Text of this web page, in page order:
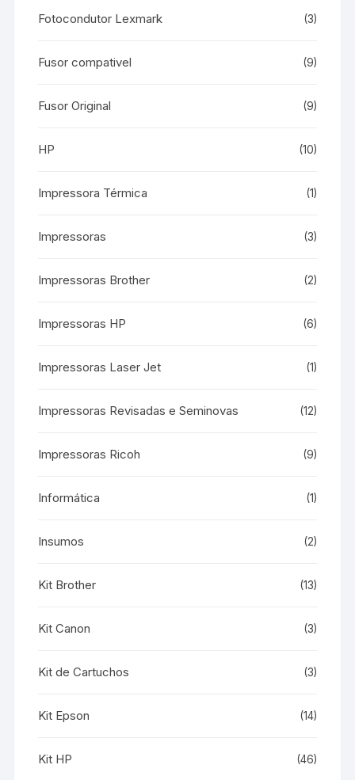
Fotocondutor Lexmark (3)
Fusor compativel (9)
Fusor Original (9)
HP (10)
Impressora Térmica (1)
Impressoras (3)
Impressoras Brother (2)
Impressoras HP (6)
Impressoras Laser Jet (1)
Impressoras Revisadas e Seminovas (12)
Impressoras Ricoh (9)
Informática (1)
Insumos (2)
Kit Brother (13)
Kit Canon (3)
Kit de Cartuchos (3)
Kit Epson (14)
Kit HP (46)